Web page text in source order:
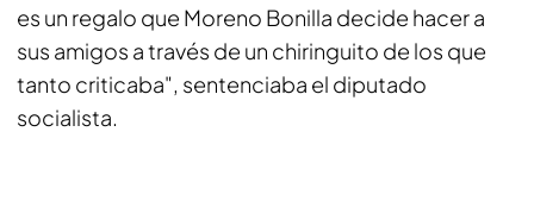
es un regalo que Moreno Bonilla decide hacer a
sus amigos a través de un chiringuito de los que
tanto criticaba", sentenciaba el diputado
socialista.